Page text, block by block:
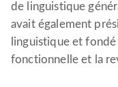
de linguistique
avait également
linguistique et
fonctionnelle et la